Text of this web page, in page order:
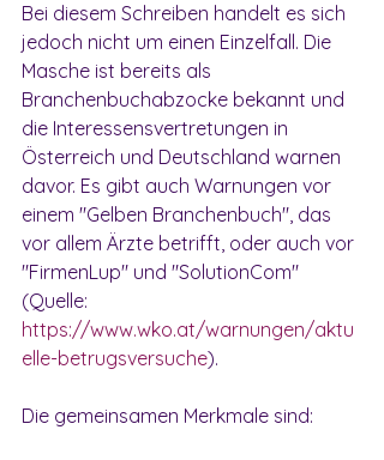
Bei diesem Schreiben handelt es sich
jedoch nicht um einen Einzelfall. Die
Masche ist bereits als
Branchenbuchabzocke bekannt und
die Interessensvertretungen in
Österreich und Deutschland warnen
davor. Es gibt auch Warnungen vor
einem "Gelben Branchenbuch", das
vor allem Ärzte betrifft, oder auch vor
"FirmenLup" und "SolutionCom"
(Quelle:
https://www.wko.at/warnungen/aktu
elle-betrugsversuche).
Die gemeinsamen Merkmale sind: